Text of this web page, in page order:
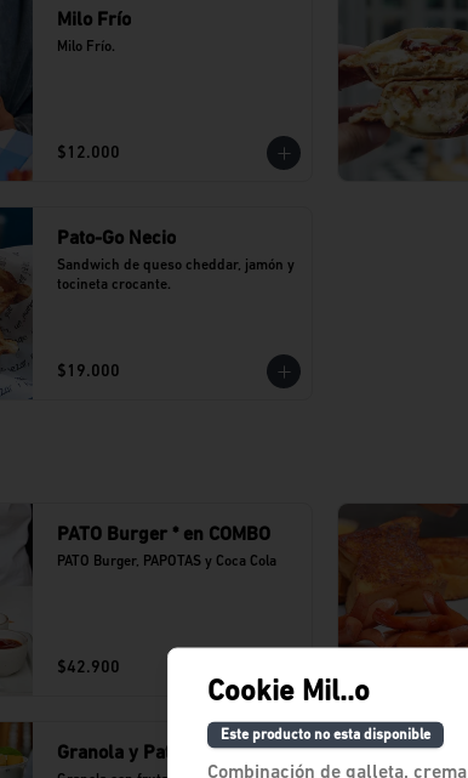
Milo Frío
Milo Frío.
$12.000
Pato-Go Necio
Sandwich de queso cheddar, jamón y
tocineta crocante.
$19.000
PATO Burger * en COMBO
PATO Burger, PAPOTAS y Coca Cola
$42.900
Granola y Pato Go
Cookie Mil..o
Este producto no esta disponible
Combinación de galleta, crema